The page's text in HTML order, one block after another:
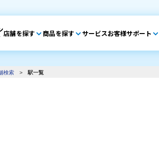
店舗を探す 商品を探す サービスお客様サポート
検索 > 駅一覧